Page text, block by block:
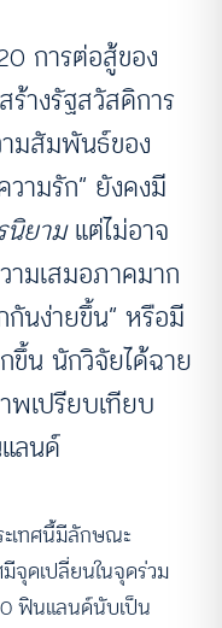
การต่อสู้ของ
ร้างรัฐสวัสดิการ
มสัมพันธ์ของ
ามรัก” ยังคงมี
นิยามแต่ไม่อาจ
ามเสมอภาคมาก
กันง่ายขึ้น” หรือมี
ขึ้น นักวิจัยได้ฉาย
พเปรียบเทียบ
ลนด์
เทศนี้มีลักษณะ
จุดเปลี่ยนในจุดร่วม
ฟินแลนด์นับเป็น